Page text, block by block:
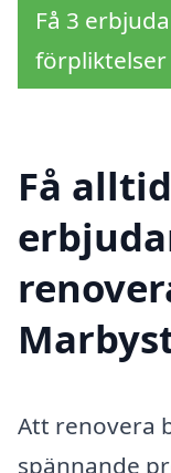
Få 3
förpliktelser
Få
Att renovera
spännande